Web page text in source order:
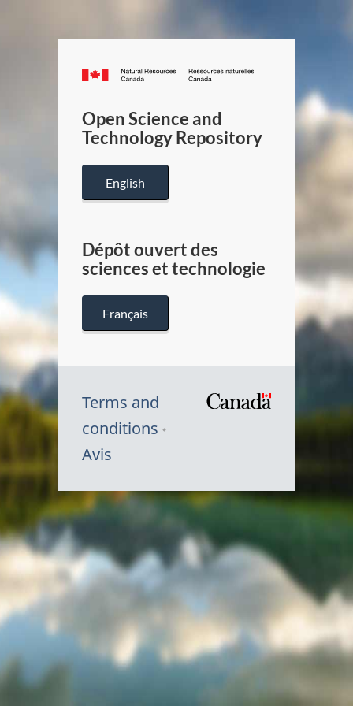
Canada.ca
/
Canada
Open Science and
Technology Repository
English
Dépôt ouvert des
sciences et technologie
Français
Terms and
conditions
Avis
Symbole
du